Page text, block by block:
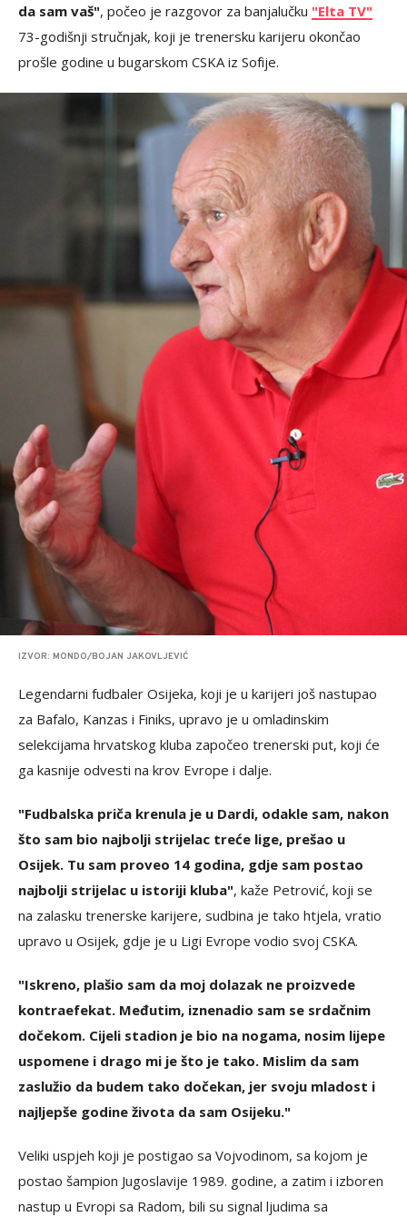
da sam vaš", počeo je razgovor za banjalučku "Elta TV"
73-godišnji stručnjak, koji je trenersku karijeru okončao
prošle godine u bugarskom CSKA iz Sofije.
IZVOR: MONDO/BOJAN JAKOVLJEVIĆ
Legendarni fudbaler Osijeka, koji je u karijeri još nastupao
za Bafalo, Kanzas i Finiks, upravo je u omladinskim
selekcijama hrvatskog kluba započeo trenerski put, koji će
ga kasnije odvesti na krov Evrope i dalje.
"Fudbalska priča krenula je u Dardi, odakle sam, nakon
što sam bio najbolji strijelac treće lige, prešao u
Osijek. Tu sam proveo 14 godina, gdje sam postao
najbolji strijelac u istoriji kluba", kaže Petrović, koji se
na zalasku trenerske karijere, sudbina je tako htjela, vratio
upravo u Osijek, gdje je u Ligi Evrope vodio svoj CSKA.
"Iskreno, plašio sam da moj dolazak ne proizvede
kontraefekat. Međutim, iznenadio sam se srdačnim
dočekom. Cijeli stadion je bio na nogama, nosim lijepe
uspomene i drago mi je što je tako. Mislim da sam
zaslužio da budem tako dočekan, jer svoju mladost i
najljepše godine života da sam Osijeku."
Veliki uspjeh koji je postigao sa Vojvodinom, sa kojom je
postao šampion Jugoslavije 1989. godine, a zatim i izboren
nastup u Evropi sa Radom, bili su signal ljudima sa